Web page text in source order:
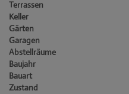
Terrassen
Keller
Gärten
Garagen
Abstellräume
Baujahr
Bauart
Zustand